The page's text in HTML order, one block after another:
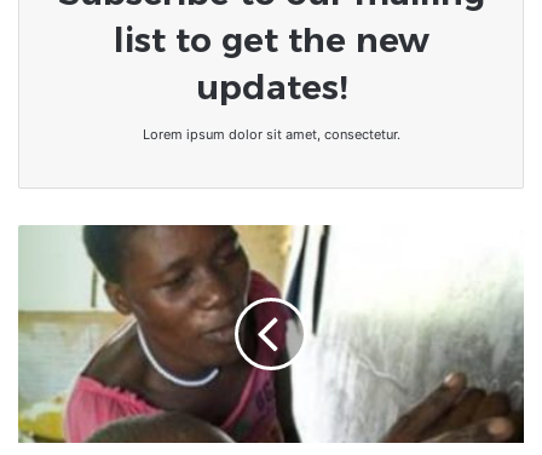
list to get the new
updates!
Lorem ipsum dolor sit amet, consectetur.
de
qualité
sécurisée
pour
les